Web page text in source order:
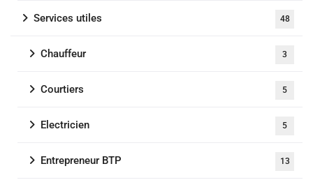
Services utiles 48
Chauffeur 3
Courtiers 5
Electricien 5
Entrepreneur BTP 13